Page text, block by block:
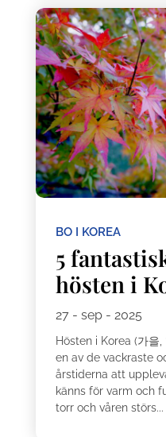
BO I KOREA
5
hösten i
27 - sep - 2025
Hösten i Korea (가을
en av de vackraste
årstiderna att
känns för varm och
torr och våren störs...